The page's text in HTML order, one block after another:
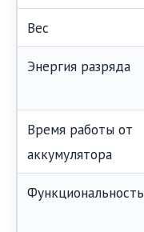
Вес
Энергия разряда
Время работы от
аккумулятора
Функциональность